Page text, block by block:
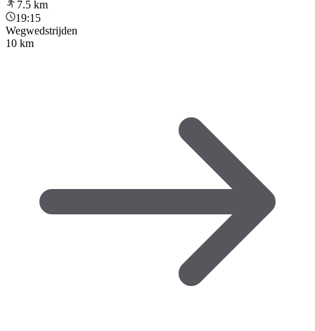
7.5 km
19:15
Wegwedstrijden
10 km